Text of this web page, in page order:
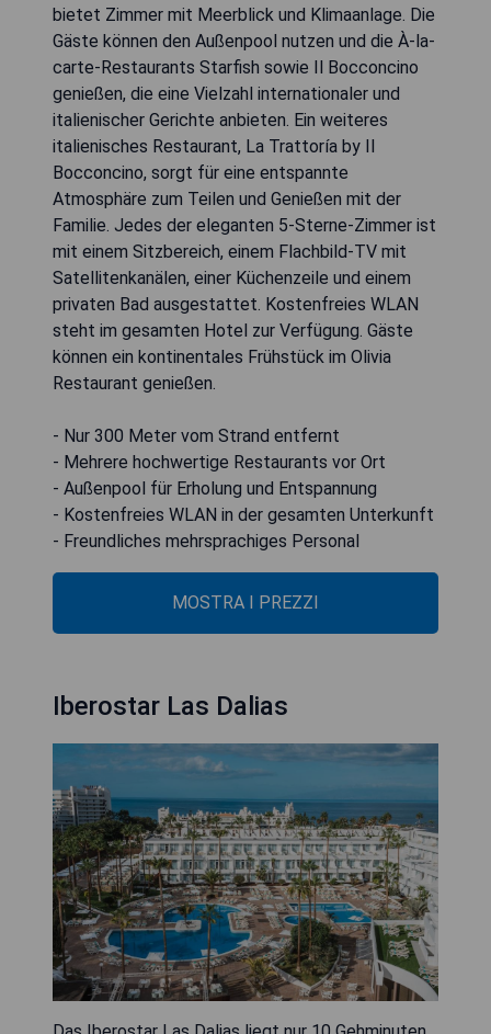
bietet Zimmer mit Meerblick und Klimaanlage. Die
Gäste können den Außenpool nutzen und die À-la-
carte-Restaurants Starfish sowie Il Bocconcino
genießen, die eine Vielzahl internationaler und
italienischer Gerichte anbieten. Ein weiteres
italienisches Restaurant, La Trattoría by Il
Bocconcino, sorgt für eine entspannte
Atmosphäre zum Teilen und Genießen mit der
Familie. Jedes der eleganten 5-Sterne-Zimmer ist
mit einem Sitzbereich, einem Flachbild-TV mit
Satellitenkanälen, einer Küchenzeile und einem
privaten Bad ausgestattet. Kostenfreies WLAN
steht im gesamten Hotel zur Verfügung. Gäste
können ein kontinentales Frühstück im Olivia
Restaurant genießen.
- Nur 300 Meter vom Strand entfernt
- Mehrere hochwertige Restaurants vor Ort
- Außenpool für Erholung und Entspannung
- Kostenfreies WLAN in der gesamten Unterkunft
- Freundliches mehrsprachiges Personal
MOSTRA I PREZZI
Iberostar Las Dalias